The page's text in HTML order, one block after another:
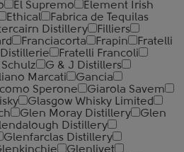
El Supremo
Element Irish
Ethical
Fabrica de Tequilas
Distillery
Filliers
Franciacorta Frapin
Fratelli
Fratelli ‎Francoli
G & J Distillers
Marcati
Gancia
Sperone
Giarola Savem
Glasgow Whisky Limited
Glen Moray Distillery
Glen
Distillery
Glenfarclas Distillery